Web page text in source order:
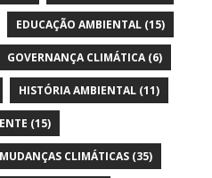
EDUCAÇÃO AMBIENTAL (15)
GOVERNANÇA CLIMÁTICA(6)
HISTÓRIA AMBIENTAL (11)
(15)
MUDANÇAS CLIMÁTICAS (35)